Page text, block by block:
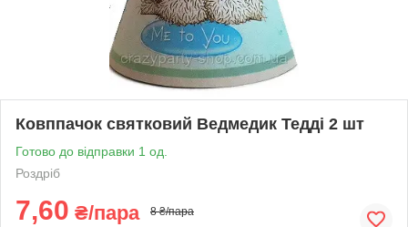
Ковппачок святковий Ведмедик Тедді 2 шт
Готово до відправки 1 од.
Роздріб
7,60 ₴/пара 8 ₴/пара